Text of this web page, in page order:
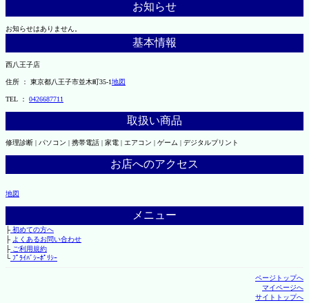
お知らせ
お知らせはありません。
基本情報
西八王子店
住所 ： 東京都八王子市並木町35-1地図
TEL ： 0426687711
取扱い商品
修理診断 | パソコン | 携帯電話 | 家電 | エアコン | ゲーム | デジタルプリント
お店へのアクセス
地図
メニュー
├初めての方へ
├ よくあるお問い合わせ
├ご利用規約
└ﾌﾟﾗｲﾊﾞｼｰﾎﾟﾘｼｰ
ページトップへ
マイページへ
サイトトップへ